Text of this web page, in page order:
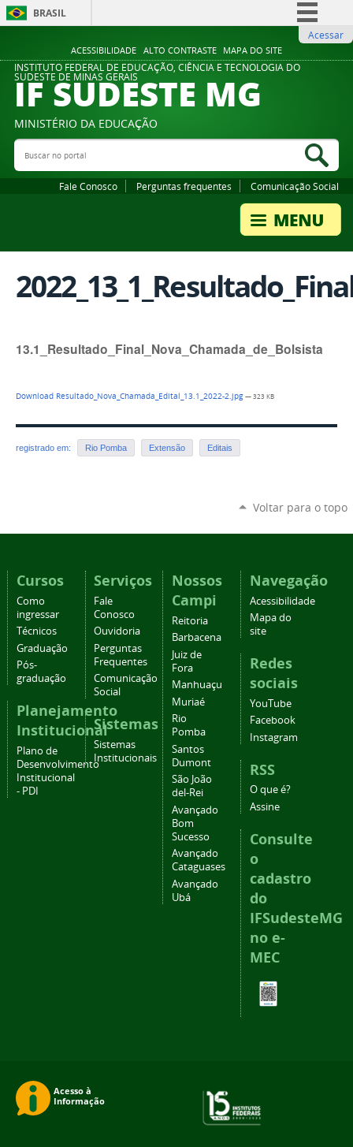
ACESSIBILIDADE ALTO CONTRASTE MAPA DO SITE
BRASIL
Comunica BR
Participe
Legislação
Acessar
INSTITUTO FEDERAL DE EDUCAÇÃO, CIÊNCIA E TECNOLOGIA DO
SUDESTE DE MINAS GERAIS
IF SUDESTE MG
MINISTÉRIO DA EDUCAÇÃO
Buscar no portal
Fale Conosco Perguntas frequentes Comunicação Social
13.1_Resultado_Final_Nova_Chamada_de_Bolsista
Download Resultado_Nova_Chamada_Edital_13.1_2022-2.jpg— 323 KB
registrado em: Rio Pomba Extensão Editais
Voltar para o topo
Cursos
Como
ingressar
Técnicos
Graduação
Pós-
graduação
Planejamento
Institucional
Plano de
Desenvolvimento
Institucional
- PDI
Serviços
Fale
Conosco
Ouvidoria
Perguntas
Frequentes
Comunicação
Social
Sistemas
Sistemas
Institucionais
Nossos
Campi
Reitoria
Barbacena
Juiz de
Fora
Manhuaçu
Muriaé
Rio
Pomba
Santos
Dumont
São João
del-Rei
Avançado
Bom
Sucesso
Avançado
Cataguases
Avançado
Ubá
Navegação
Acessibilidade
Mapa do
site
Redes
sociais
YouTube
Facebook
Instagram
RSS
O que é?
Assine
Consulte
o
cadastro
do
IFSudesteMG
no e-
MEC